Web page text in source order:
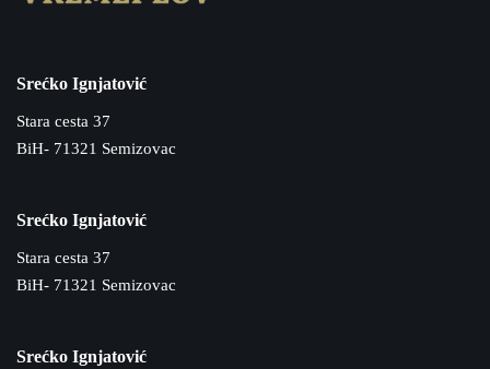
Srećko Ignjatović
Stara cesta 37
BiH- 71321 Semizovac
Srećko Ignjatović
Stara cesta 37
BiH- 71321 Semizovac
Srećko Ignjatović